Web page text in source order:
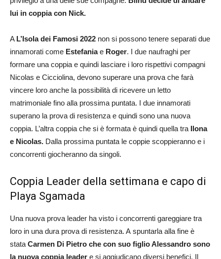
lui in coppia con Nick.
A L’Isola dei Famosi 2022 non si possono tenere separati due
innamorati come Estefaniae Roger. I due naufraghi per
formare una coppia e quindi lasciare i loro rispettivi compagni
Nicolas e Cicciolina, devono superare una prova che farà
vincere loro anche la possibilità di ricevere un letto
matrimoniale fino alla prossima puntata. I due innamorati
superano la prova di resistenza e quindi sono una nuova
coppia. L’altra coppia che si è formata è quindi quella tra Ilona
e Nicolas. Dalla prossima puntata le coppie scoppieranno e i
concorrenti giocheranno da singoli.
Coppia Leader della settimana e capo di
Playa Sgamada
Una nuova prova leader ha visto i concorrenti gareggiare tra
loro in una dura prova di resistenza. A spuntarla alla fine è
stata Carmen Di Pietro che con suo figlio Alessandro sono
la nuova coppia leader e si aggiudicano diversi benefici. Il